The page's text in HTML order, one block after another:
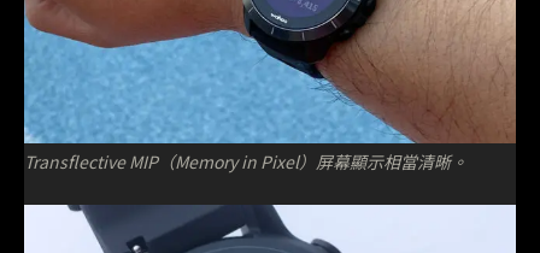
Transflective MIP（Memory in Pixel）屏幕顯示相當清晰。